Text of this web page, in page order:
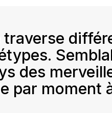
des
par moment